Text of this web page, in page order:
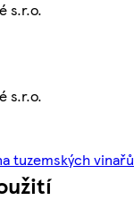
s.r.o.
s.r.o.
tuzemských vinařů